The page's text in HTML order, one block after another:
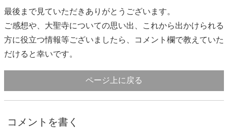
最後まで見ていただきありがとうございます。
ご感想や、大聖寺についての思い出、これから出かけられる
方に役立つ情報等ございましたら、コメント欄で教えていた
だけると幸いです。
ページ上に戻る
コメントを書く